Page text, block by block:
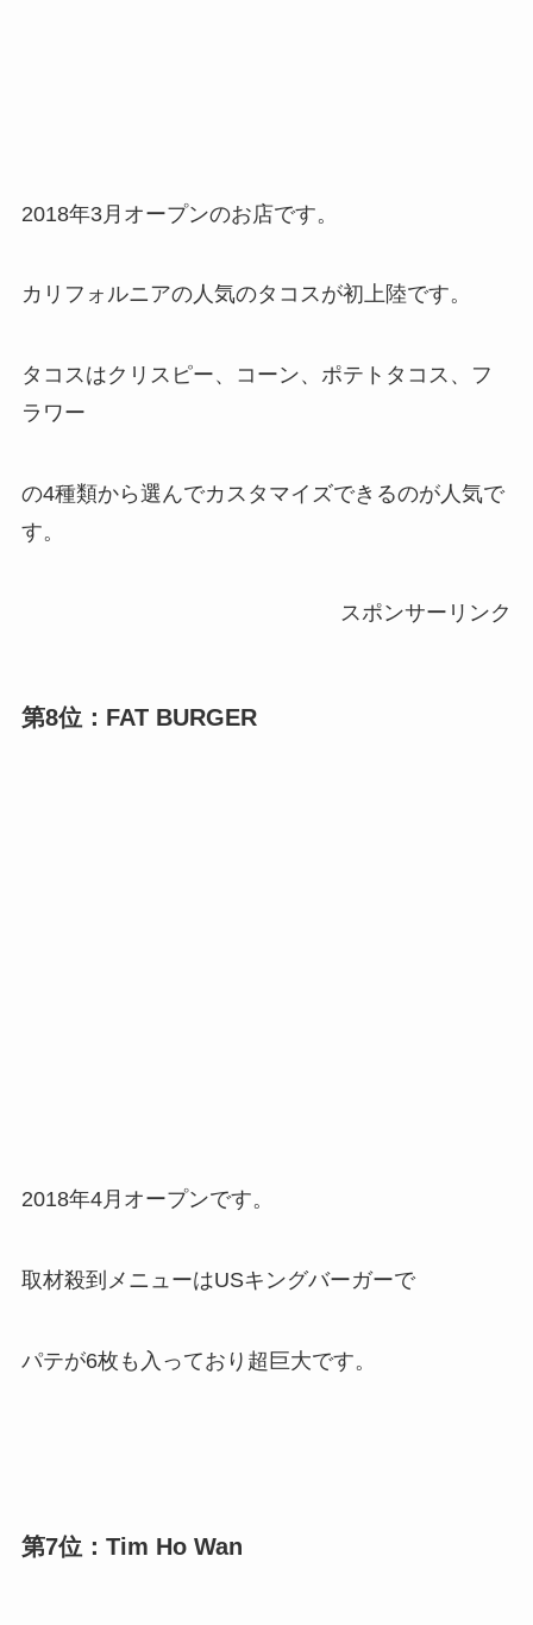
2018年3月オープンのお店です。
カリフォルニアの人気のタコスが初上陸です。
タコスはクリスピー、コーン、ポテトタコス、フ
ラワー
の4種類から選んでカスタマイズできるのが人気で
す。
スポンサーリンク
第8位：FAT BURGER
2018年4月オープンです。
取材殺到メニューはUSキングバーガーで
パテが6枚も入っており超巨大です。
第7位：Tim Ho Wan